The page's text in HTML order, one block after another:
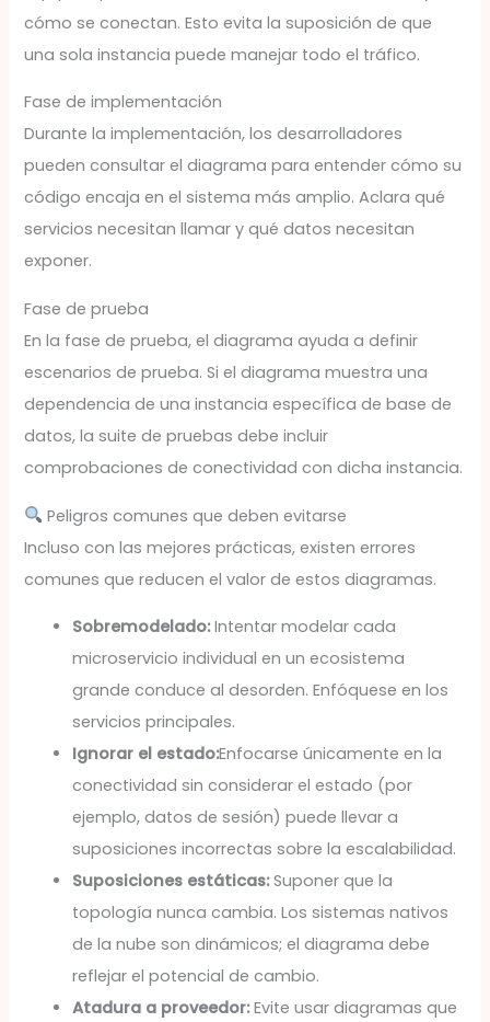
cómo se conectan. Esto evita la suposición de que
una sola instancia puede manejar todo el tráfico.
Fase de implementación
Durante la implementación, los desarrolladores
pueden consultar el diagrama para entender cómo su
código encaja en el sistema más amplio. Aclara qué
servicios necesitan llamar y qué datos necesitan
exponer.
Fase de prueba
En la fase de prueba, el diagrama ayuda a definir
escenarios de prueba. Si el diagrama muestra una
dependencia de una instancia específica de base de
datos, la suite de pruebas debe incluir
comprobaciones de conectividad con dicha instancia.
Peligros comunes que deben evitarse
Incluso con las mejores prácticas, existen errores
comunes que reducen el valor de estos diagramas.
Sobremodelado:Intentar modelar cada
microservicio individual en un ecosistema
grande conduce al desorden. Enfóquese en los
servicios principales.
Ignorar el estado:Enfocarse únicamente en la
conectividad sin considerar el estado (por
ejemplo, datos de sesión) puede llevar a
suposiciones incorrectas sobre la escalabilidad.
Suposiciones estáticas:Suponer que la
topología nunca cambia. Los sistemas nativos
de la nube son dinámicos; el diagrama debe
reflejar el potencial de cambio.
Atadura a proveedor:Evite usar diagramas que